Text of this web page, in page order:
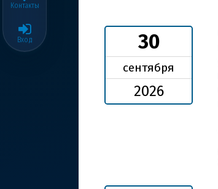
Контакты
Вход 30
сентября
2026